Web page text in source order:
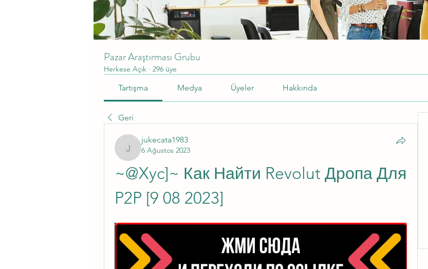
Pazar Araştırması Grubu
Herkese Açık · 296 üye
Tartışma Medya Üyeler Hakkında
Geri
jukecata1983
jukecata1983
6 Ağustos 2023
~@Xyc]~ Как Найти Revolut Дропа Для
P2P [9 08 2023]